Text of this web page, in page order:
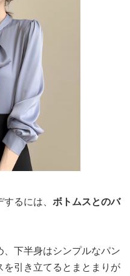
るには、 ボトムスとのバ
下半身はシンプルなパン
引き立てるとまとまりが